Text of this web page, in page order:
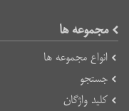
مجموعه ها
انواع مجموعه ها
جستجو
کلید واژگان